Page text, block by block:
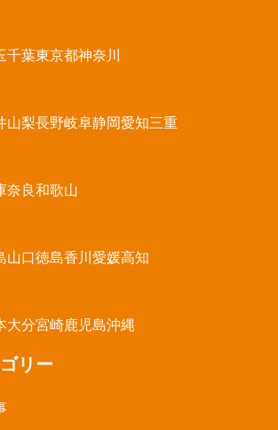
千葉東京都神奈川
山梨長野岐阜静岡愛知三重
奈良和歌山
山口徳島香川 愛媛高知
大分宮崎鹿児島沖縄
リー